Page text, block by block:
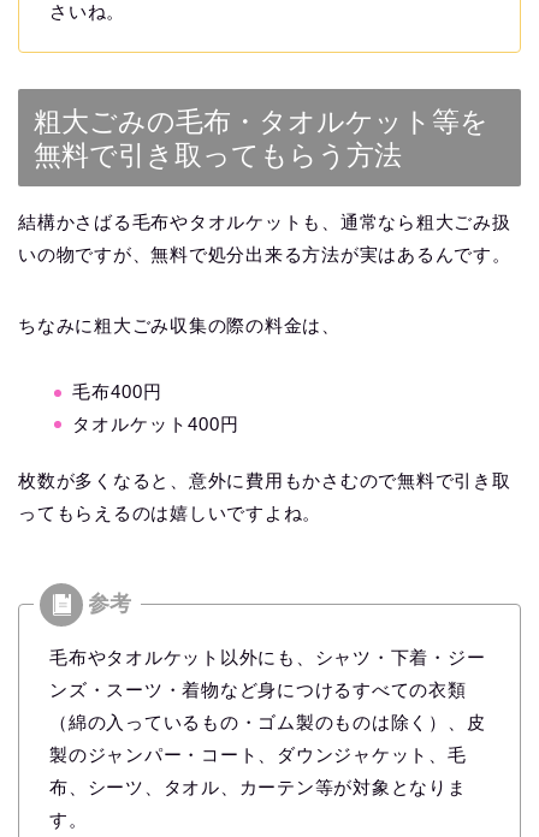
さいね。
粗大ごみの毛布・タオルケット等を
無料で引き取ってもらう方法
結構かさばる毛布やタオルケットも、通常なら粗大ごみ扱
いの物ですが、無料で処分出来る方法が実はあるんです。
ちなみに粗大ごみ収集の際の料金は、
毛布400円
タオルケット400円
枚数が多くなると、意外に費用もかさむので無料で引き取
ってもらえるのは嬉しいですよね。
毛布やタオルケット以外にも、シャツ・下着・ジー
ンズ・スーツ・着物など身につけるすべての衣類
（綿の入っているもの・ゴム製のものは除く）、皮
製のジャンパー・コート、ダウンジャケット、毛
布、シーツ、タオル、カーテン等が対象となりま
す。